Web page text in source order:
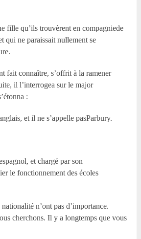
fille qu’ils trouvèrent en compagniede
qui ne paraissait nullement se
fait connaître, s’offrit à la ramener
il l’interrogea sur le major
:
et il ne s’appelle pasParbury.
et chargé par son
le fonctionnement des écoles
n’ont pas d’importance.
cherchons. Il y a longtemps que vous